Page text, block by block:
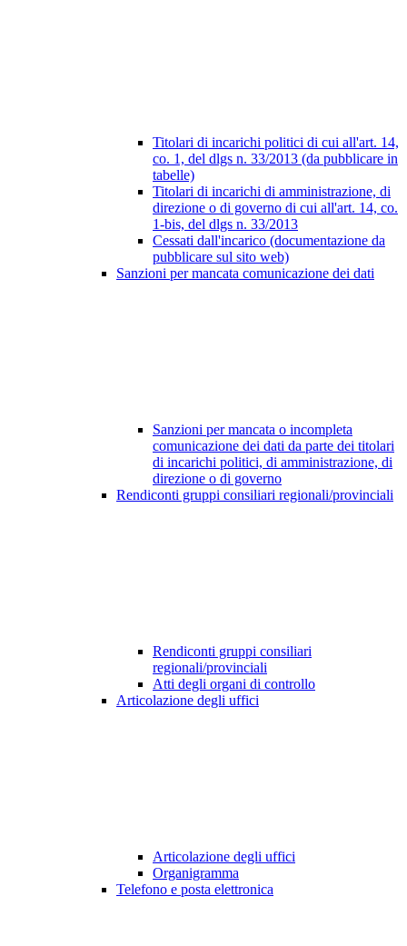
Titolari di incarichi politici di cui all'art. 14,
co. 1, del dlgs n. 33/2013 (da pubblicare in
tabelle)
Titolari di incarichi di amministrazione, di
direzione o di governo di cui all'art. 14, co.
1-bis, del dlgs n. 33/2013
Cessati dall'incarico (documentazione da
pubblicare sul sito web)
Sanzioni per mancata comunicazione dei dati
Sanzioni per mancata o incompleta
comunicazione dei dati da parte dei titolari
di incarichi politici, di amministrazione, di
direzione o di governo
Rendiconti gruppi consiliari regionali/provinciali
Rendiconti gruppi consiliari
regionali/provinciali
Atti degli organi di controllo
Articolazione degli uffici
Articolazione degli uffici
Organigramma
Telefono e posta elettronica